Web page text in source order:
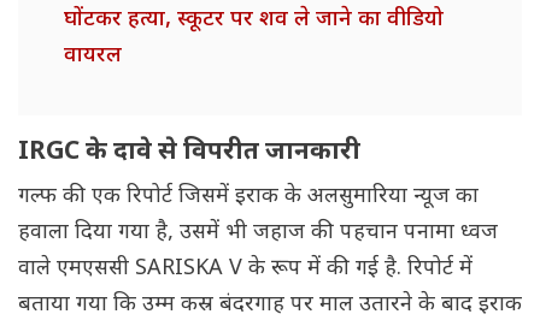
घोंटकर हत्या, स्कूटर पर शव ले जाने का वीडियो
वायरल
IRGC के दावे से विपरीत जानकारी
गल्फ की एक रिपोर्ट जिसमें इराक के अलसुमारिया न्यूज का
हवाला दिया गया है, उसमें भी जहाज की पहचान पनामा ध्वज
वाले एमएससी SARISKA V के रूप में की गई है. रिपोर्ट में
बताया गया कि उम्म कस्र बंदरगाह पर माल उतारने के बाद इराक